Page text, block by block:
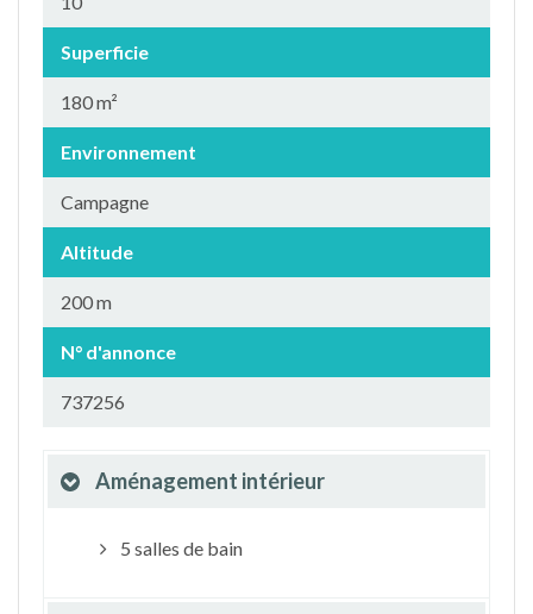
Superficie
180 m²
Environnement
Campagne
Altitude
200 m
N° d'annonce
737256
Aménagement intérieur
5 salles de bain